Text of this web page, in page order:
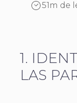
51m de
1.
LAS